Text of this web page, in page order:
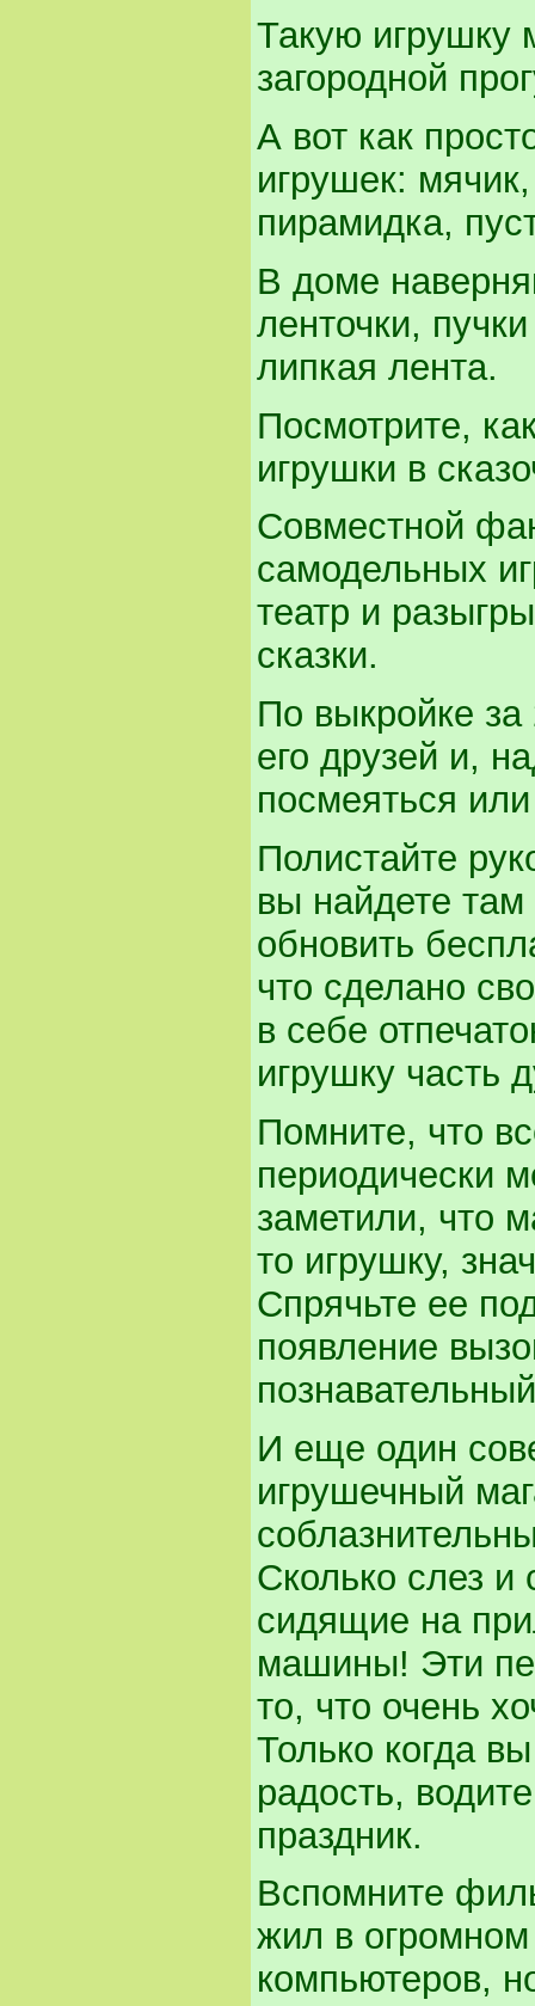
Такую игрушку
загородной
А вот как
игрушек:
пирамидка,
В доме
ленточки,
липкая лента.
Посмотрите,
игрушки в
Совместной
самодельных
театр и
сказки.
По выкройке
его друзей и,
посмеяться
Полистайте
вы найдете
обновить
что сделано
в себе
игрушку часть
Помните, что
периодически
заметили, что
то игрушку,
Спрячьте ее
появление
И еще один
игрушечный
Сколько слез
сидящие на
машины! Эти
то, что очень
Только когда
радость,
праздник.
Вспомните
жил в
компьютеров,